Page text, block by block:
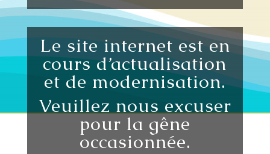
Le site internet est en
cours d’actualisation
et de modernisation.
Veuillez nous excuser
pour la gêne
occasionnée.